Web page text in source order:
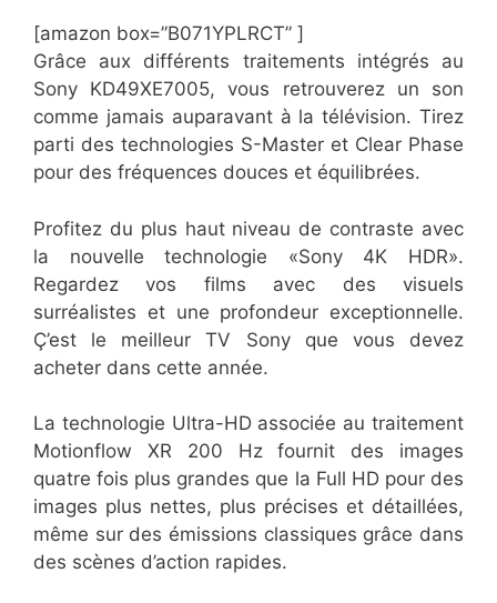
[amazon box=”B071YPLRCT” ]
Grâce aux différents traitements intégrés au
Sony KD49XE7005, vous retrouverez un son
comme jamais auparavant à la télévision. Tirez
parti des technologies S-Master et Clear Phase
pour des fréquences douces et équilibrées.
Profitez du plus haut niveau de contraste avec
la nouvelle technologie «Sony 4K HDR».
Regardez vos films avec des visuels
surréalistes et une profondeur exceptionnelle.
Ç’est le meilleur TV Sony que vous devez
acheter dans cette année.
La technologie Ultra-HD associée au traitement
Motionflow XR 200 Hz fournit des images
quatre fois plus grandes que la Full HD pour des
images plus nettes, plus précises et détaillées,
même sur des émissions classiques grâce dans
des scènes d’action rapides.